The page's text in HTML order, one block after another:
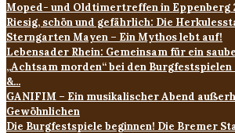
Moped- und Oldtimertreffen in Eppenberg
Riesig, schön und gefährlich: Die
Sterngarten Mayen – Ein Mythos lebt auf!
Lebensader Rhein: Gemeinsam für ein
„Achtsam morden“ bei den
&...
GANIFIM – Ein musikalischer Abend
Gewöhnlichen
Die Burgfestspiele beginnen! Die Bremer